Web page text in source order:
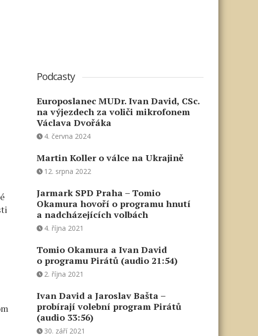
Podcasty
Europoslanec MUDr. Ivan David, CSc.
na výjezdech za voliči mikrofonem
Václava Dvořáka
4. června 2024
Martin Koller o válce na Ukrajině
12. srpna 2022
Jarmark SPD Praha – Tomio
Okamura hovoří o programu hnutí
a nadcházejících volbách
4. října 2021
Tomio Okamura a Ivan David
o programu Pirátů (audio 21:54)
2. října 2021
Ivan David a Jaroslav Bašta –
probírají volební program Pirátů
(audio 33:56)
30. září 2021